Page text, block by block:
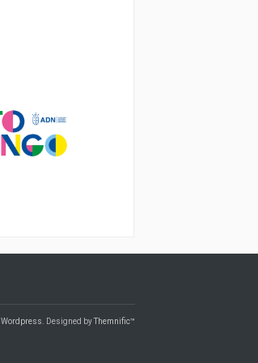
Wordpress . Designed byThemnific™